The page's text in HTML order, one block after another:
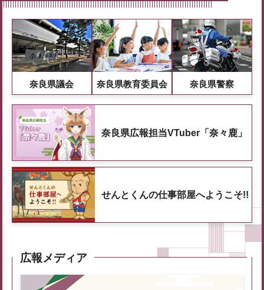
奈良県議会 奈良県教育委員会 奈良県警察
奈良県広報担当VTuber「奈々鹿」
せんとくんの仕事部屋へようこそ!!
広報メディア